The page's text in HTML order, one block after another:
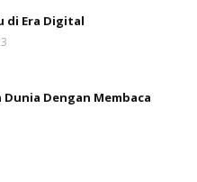
di Era Digital
Dunia Dengan Membaca